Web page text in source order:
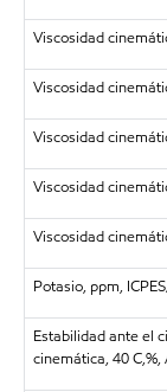
Viscosidad
Viscosidad
Viscosidad
Viscosidad
Viscosidad
Potasio, ppm,
Estabilidad ante el
cinemática, 40 C,%,